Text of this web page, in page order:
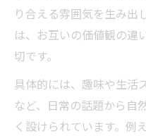
り合える雰囲気を生み出
は、お互いの価値観の違
切です。
具体的には、趣味や生活
など、日常の話題から自
く設けられています。例